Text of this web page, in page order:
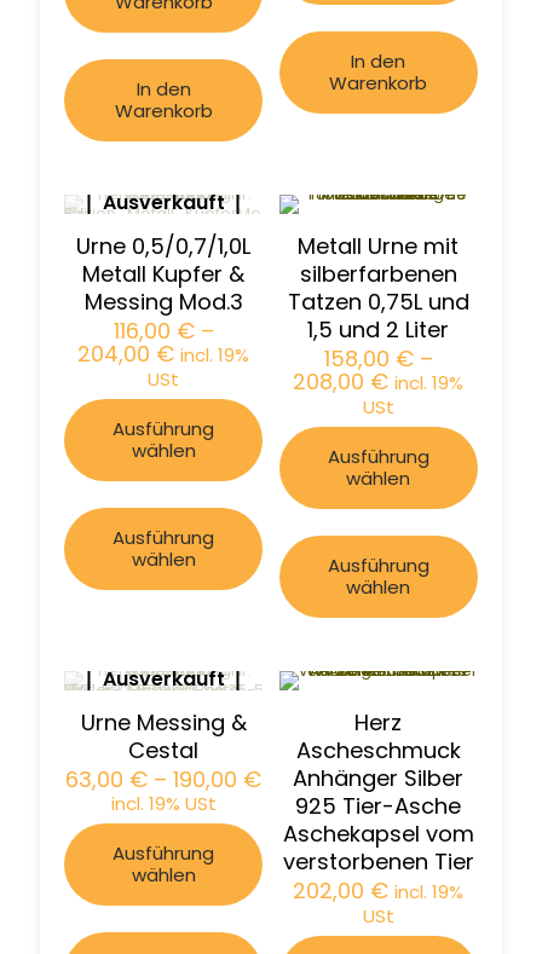
In den
Warenkorb
In den
Warenkorb
Ausverkauft
Urne 0,5/0,7/1,0L
Metall Kupfer &
Messing Mod.3
116,00 € –
204,00 € incl. 19%
USt
Ausführung
wählen
Ausführung
wählen
Metall Urne mit
silberfarbenen
Tatzen 0,75L und
1,5 und 2 Liter
158,00 € –
208,00 € incl. 19%
USt
Ausführung
wählen
Ausführung
wählen
Ausverkauft
Urne Messing &
Cestal
63,00 € –190,00 €
incl. 19% USt
Ausführung
wählen
Herz
Ascheschmuck
Anhänger Silber
925 Tier-Asche
Aschekapsel vom
verstorbenen Tier
202,00 € incl. 19%
USt